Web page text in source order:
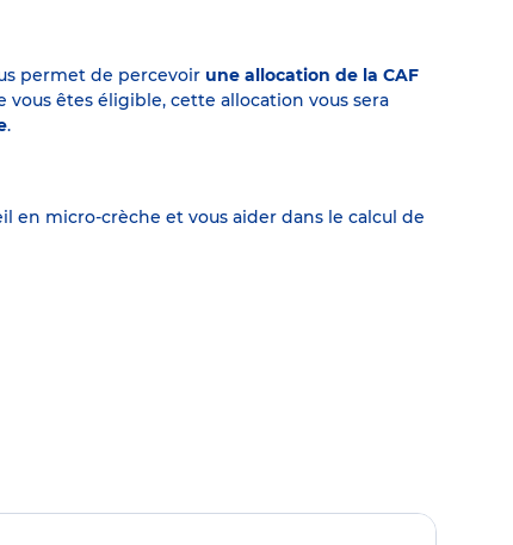
permet de percevoir une allocation de la CAF
êtes éligible, cette allocation vous sera
.
en micro-crèche et vous aider dans le calcul de